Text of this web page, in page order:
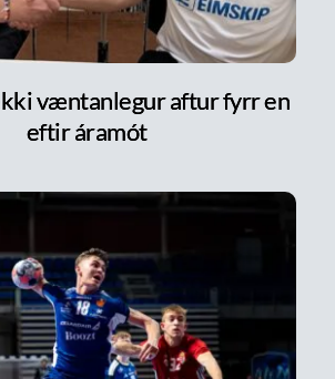
væntanlegur aftur fyrr en
eftir áramót